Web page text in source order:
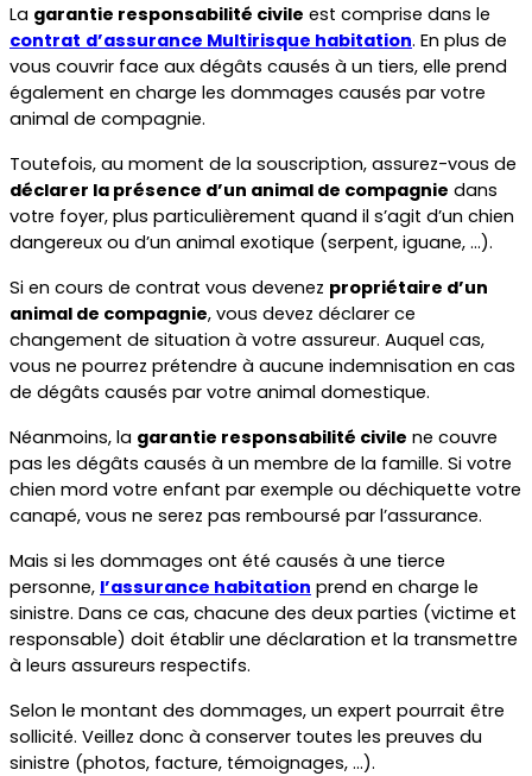
La garantie responsabilité civile
contrat d’assurance Multirisque habitation. En plus de
vous couvrir face aux dégâts causés à un tiers, elle prend
également en charge les dommages causés par votre
animal de compagnie.
déclarer la présence d’un animal de compagnie dans
votre foyer, plus particulièrement quand il s’agit d’un chien
dangereux ou d’un animal exotique (serpent, iguane, …).
Si en cours de contrat vous devenez propriétaire d’un
animal de compagnie, vous devez déclarer ce
changement de situation à votre assureur. Auquel cas,
vous ne pourrez prétendre à aucune indemnisation en cas
de dégâts causés par votre animal domestique.
Néanmoins, la garantie responsabilité civile ne couvre
pas les dégâts causés à un membre de la famille. Si votre
chien mord votre enfant par exemple ou déchiquette votre
canapé, vous ne serez pas remboursé par l’assurance.
Mais si les dommages ont été causés à une tierce
personne, l’assurance habitation prend en charge le
sinistre. Dans ce cas, chacune des deux parties (victime et
responsable) doit établir une déclaration et la transmettre
à leurs assureurs respectifs.
Selon le montant des dommages, un expert pourrait être
sollicité. Veillez donc à conserver toutes les preuves du
sinistre (photos, facture, témoignages, …).